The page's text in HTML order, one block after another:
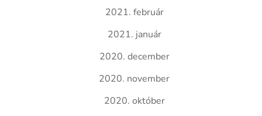
2021. február
2021. január
2020. december
2020. november
2020. október